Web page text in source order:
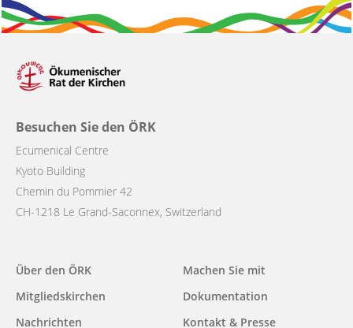
Besuchen Sie den ÖRK
Ecumenical Centre
Kyoto Building
Chemin du Pommier 42
CH-1218 Le Grand-Saconnex, Switzerland
Main
navigation
Über den ÖRK
Mitgliedskirchen
Nachrichten
Machen Sie mit
Dokumentation
Kontakt & Presse